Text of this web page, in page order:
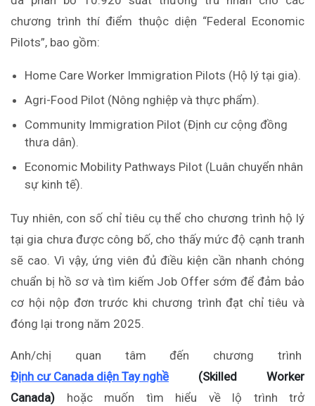
chương trình thí điểm thuộc diện “Federal Economic
Pilots”, bao gồm:
Home Care Worker Immigration Pilots (Hộ lý tại gia).
Agri-Food Pilot (Nông nghiệp và thực phẩm).
Community Immigration Pilot (Định cư cộng đồng
thưa dân).
Economic Mobility Pathways Pilot (Luân chuyển nhân
sự kinh tế).
Tuy nhiên, con số chỉ tiêu cụ thể cho chương trình hộ lý
tại gia chưa được công bố, cho thấy mức độ cạnh tranh
sẽ cao. Vì vậy, ứng viên đủ điều kiện cần nhanh chóng
chuẩn bị hồ sơ và tìm kiếm Job Offer sớm để đảm bảo
cơ hội nộp đơn trước khi chương trình đạt chỉ tiêu và
đóng lại trong năm 2025.
Anh/chị quan tâm đến chương trình
Định cư Canada diện Tay nghề (Skilled Worker
Canada) hoặc muốn tìm hiểu về lộ trình trở